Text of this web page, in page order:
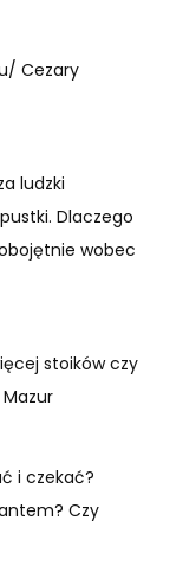
Cezary
ludzki
Dlaczego
wobec
stoików czy
i czekać?
Czy